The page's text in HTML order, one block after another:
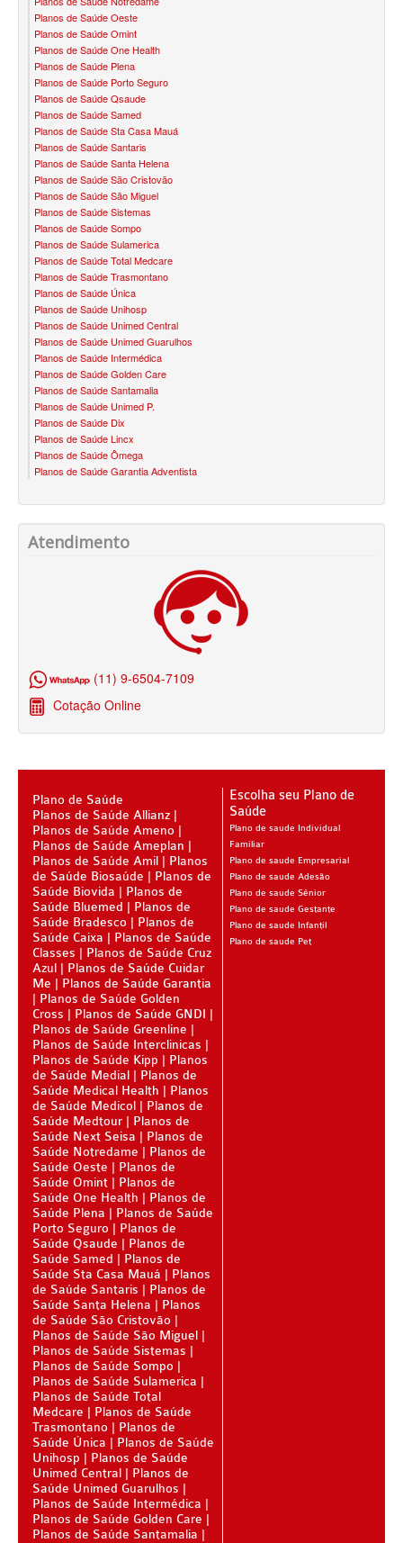
GNDI PLANO DE SAÚDE SÊNIOR
GARANTIA GS PLANO DE SAÚDE SÊNIOR
GREENLINE PLANO DE SAÚDE SÊNIOR
KIPP PLANO DE SAÚDE SÊNIOR
MEDSENIORPLANO DE SAÚDE SÊNIOR
QSAÚDE PLANO DE SAÚDE SÊNIOR
SANTA HELENA PLANO DE SAÚDE SÊNIOR
SÃO CRISTOVÃO PLANO DE SAÚDE SÊNIOR
TOTAL MEDCARE PLANO DE SAÚDE SÊNIOR
TRANSMONTANO PLANO DE SAÚDE SÊNIOR
ÚNICA PLANO DE SAÚDE SÊNIOR
UNIHOSP PLANO DE SAÚDE SÊNIOR
OPERADORAS
PLANO DE SAÚDE AMIL
PLANO DE SAÚDE BIOSAÚDE
PLANO DE SAÚDE BIOVIDA
PLANO DE SAÚDE BLUEMED
PLANO DE SAÚDE BRADESCO
PLANO DE SAÚDE CAIXA
PLANO DE SAÚDE DIX
PLANO DE SAÚDE GARANTIA GS SAÚDE
PLANO DE SAÚDE GARANTIA ADVENTISTA
PLANO DE SAÚDE GOLDEN CARE
PLANO DE SAÚDE GOLDEN CROSS
PLANO DE SAÚDE GNDI
PLANO DE SAÚDE KIPP
PLANO DE SAÚDE INTERMÉDICA
PLANO DE SAÚDE GREENLINE
PLANO DE SAÚDE LINCX
PLANO DE SAÚDE STA CASA MAUÁ
PLANO DE SAÚDE MEDIAL
PLANO DE SAÚDE MEDICAL HEALTH
PLANO DE SAÚDE MEDICOL
PLANO DE SAÚDE MED TOUR
PLANO DE SAÚDE NEXT SEISA
PLANO DE SAÚDE NOTREDAME
PLANO DE SAÚDE OESTE AMR
PLANO DE SAÚDE ÔMEGA
PLANO DE SAÚDE OMINT
PLANO DE SAÚDE ONE HEALTH
PLANO DE SAÚDE PLENA
PLANO DE SAÚDE ADESÃO
AMEPLAN PLANO DE SAÚDE ADESÃO
AMIL PLANO DE SAÚDE ADESÃO
AMIL FÁCIL PLANO DE SAÚDE ADESÃO
BIO SAÚDE PLANO DE SAÚDE ADESÃO
BIOVIDA PLANO DE SAÚDE ADESÃO
Planos de Saúde Oeste
Planos de Saúde Omint
Planos de Saúde One Health
Planos de Saúde Plena
Planos de Saúde Porto Seguro
Planos de Saúde Qsaude
Planos de Saúde Samed
Planos de Saúde Sta Casa Mauá
Planos de Saúde Santaris
Planos de Saúde Santa Helena
Planos de Saúde São Cristovão
Planos de Saúde São Miguel
Planos de Saúde Sistemas
Planos de Saúde Sompo
Planos de Saúde Sulamerica
Planos de Saúde Total Medcare
Planos de Saúde Trasmontano
Planos de Saúde Única
Planos de Saúde Unihosp
Planos de Saúde Unimed Central
Planos de Saúde Unimed Guarulhos
Planos de Saúde Intermédica
Planos de Saúde Golden Care
Planos de Saúde Santamalia
Planos de Saúde Unimed P.
Planos de Saúde Dix
Planos de Saúde Lincx
Planos de Saúde Ômega
Planos de Saúde Garantia Adventista
Atendimento
(11) 9-6504-7109
Cotação Online
Plano de Saúde
Planos de Saúde Allianz
Planos de Saúde Ameno
Planos de Saúde Ameplan
Planos de Saúde Amil
Planos
de Saúde Biosaúde
Planos de
Saúde Biovida
Planos de
Saúde Bluemed
Planos de
Saúde Bradesco
Planos de
Saúde Caixa
Planos de Saúde
Classes
Planos de Saúde Cruz
Azul
Planos de Saúde Cuidar
Me
Planos de Saúde Garantia
Planos de Saúde Golden
Cross
Planos de Saúde GNDI
Planos de Saúde Greenline
Planos de Saúde Interclinicas
Planos de Saúde Kipp
Planos
de Saúde Medial
Planos de
Saúde Medical Health
Planos
de Saúde Medicol
Planos de
Saúde Medtour
Planos de
Saúde Next Seisa
Planos de
Saúde Notredame
Planos de
Saúde Oeste
Planos de
Saúde Omint
Planos de
Saúde One Health
Planos de
Saúde Plena
Planos de Saúde
Porto Seguro
Planos de
Saúde Qsaude
Planos de
Saúde Samed
Planos de
Saúde Sta Casa Mauá
Planos
de Saúde Santaris
Planos de
Saúde Santa Helena
Planos
de Saúde São Cristovão
Planos de Saúde São Miguel
Planos de Saúde Sistemas
Planos de Saúde Sompo
Planos de Saúde Sulamerica
Planos de Saúde Total
Medcare
Planos de Saúde
Trasmontano
Planos de
Saúde Única
Planos de Saúde
Unihosp
Planos de Saúde
Unimed Central
Planos de
Saúde Unimed Guarulhos
Planos de Saúde Intermédica
Planos de Saúde Golden Care
Planos de Saúde Santamalia
Escolha seu Plano de
Saúde
Plano de saude Individual
Familiar
Plano de saude Empresarial
Plano de saude Adesão
Plano de saude Sênior
Plano de saude Gestante
Plano de saude Infantil
Plano de saude Pet